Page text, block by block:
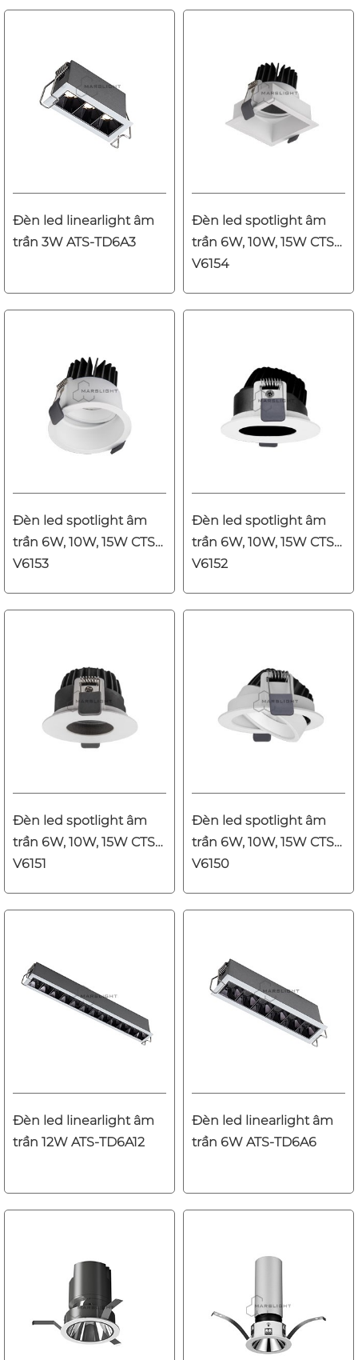
Đèn led linearlight âm
trần 3W ATS-TD6A3
Đèn led spotlight âm
trần 6W, 10W, 15W CTS-
V6154
Đèn led spotlight âm
trần 6W, 10W, 15W CTS-
V6153
Đèn led spotlight âm
trần 6W, 10W, 15W CTS-
V6152
Đèn led spotlight âm
trần 6W, 10W, 15W CTS-
V6151
Đèn led spotlight âm
trần 6W, 10W, 15W CTS-
V6150
Đèn led linearlight âm
trần 12W ATS-TD6A12
Đèn led linearlight âm
trần 6W ATS-TD6A6